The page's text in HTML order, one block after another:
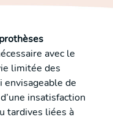
avec le
limitée des
envisageable de
insatisfaction
tardives liées à